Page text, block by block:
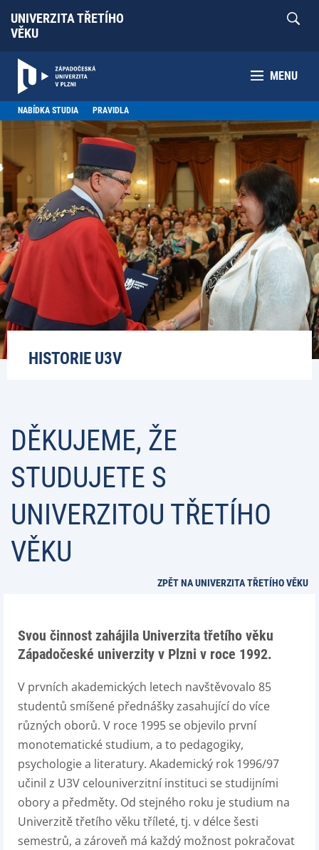
UNIVERZITA TŘETÍHO
VĚKU
MENU
NABÍDKA STUDIA PRAVIDLA
HISTORIE U3V
DĚKUJEME, ŽE
STUDUJETE S
UNIVERZITOU TŘETÍHO
VĚKU
ZPĚT NA UNIVERZITA TŘETÍHO VĚKU
Svou činnost zahájila Univerzita třetího věku
Západočeské univerzity v Plzni v roce 1992.
V prvních akademických letech navštěvovalo 85
studentů smíšené přednášky zasahující do více
různých oborů. V roce 1995 se objevilo první
monotematické studium, a to pedagogiky,
psychologie a literatury. Akademický rok 1996/97
učinil z U3V celouniverzitní instituci se studijními
obory a předměty. Od stejného roku je studium na
Univerzitě třetího věku tříleté, tj. v délce šesti
semestrů, a zároveň má každý možnost pokračovat